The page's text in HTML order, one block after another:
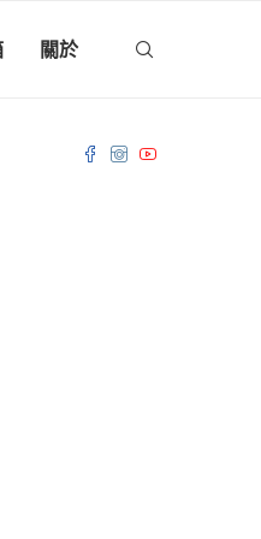
關於